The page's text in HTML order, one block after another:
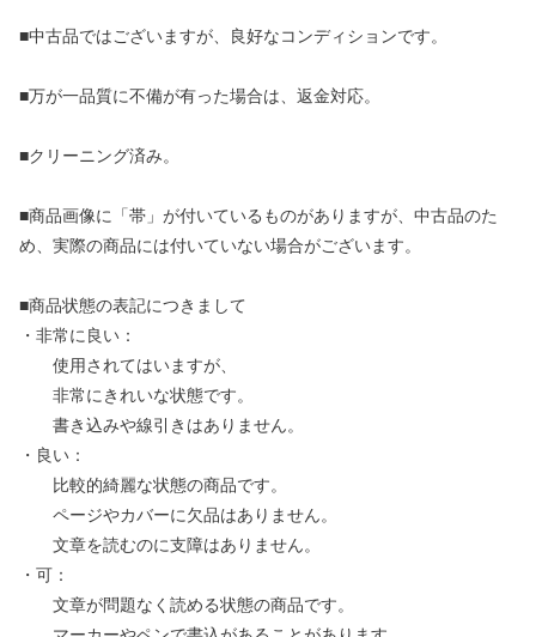
■中古品ではございますが、良好なコンディションです。
■万が一品質に不備が有った場合は、返金対応。
■クリーニング済み。
■商品画像に「帯」が付いているものがありますが、中古品のた
め、実際の商品には付いていない場合がございます。
■商品状態の表記につきまして
・非常に良い：
使用されてはいますが、
非常にきれいな状態です。
書き込みや線引きはありません。
・良い：
比較的綺麗な状態の商品です。
ページやカバーに欠品はありません。
文章を読むのに支障はありません。
・可：
文章が問題なく読める状態の商品です。